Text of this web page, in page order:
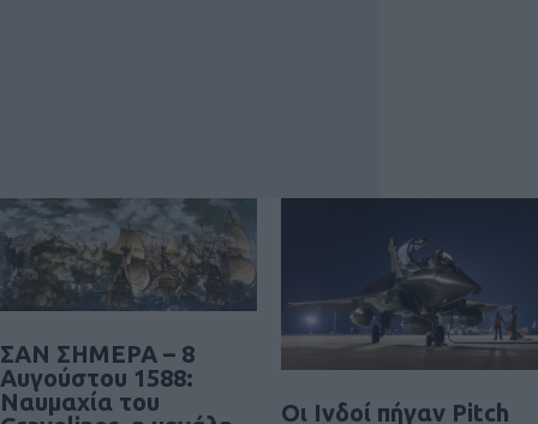
ΣΑΝ ΣΗΜΕΡΑ – 8
Αυγούστου 1588:
Ναυμαχία του
Οι Ινδοί πήγαν Pitch